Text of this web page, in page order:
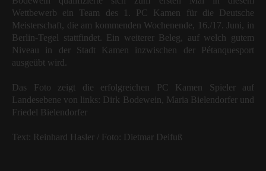
Wettbewerb ein Team des 1. PC Kamen für die Deutsche
Meisterschaft, die am kommenden Wochenende, 16./17. Juni, in
Berlin-Tegel stattfindet. Ein weiterer Beleg, auf welch gutem
Niveau in der Stadt Kamen inzwischen der Pétanquesport
ausgeübt wird.
Das Foto zeigt die erfolgreichen PC Kamen Spieler auf
Landesebene von links: Dirk Bodewein, Maria Bielendorfer und
Friedel Bielendorfer
Text: Reinhard Hasler / Foto: Dietmar Deifuß